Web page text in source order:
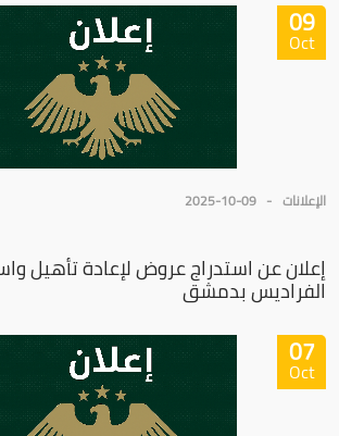
09
Oct
الإعلانات 2025-10-09
إعلان عن استدراج عروض لإعادة تأهيل
الفراديس بدمشق
07
Oct